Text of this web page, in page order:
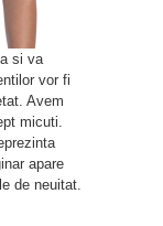
si va
vor fi
Avem
micuti.
apare
de neuitat.